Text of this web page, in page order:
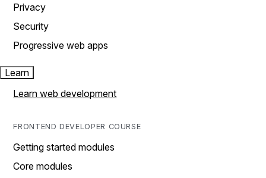
Privacy
Security
Progressive web apps
Learn
Learn web development
FRONTEND DEVELOPER COURSE
Getting started modules
Core modules